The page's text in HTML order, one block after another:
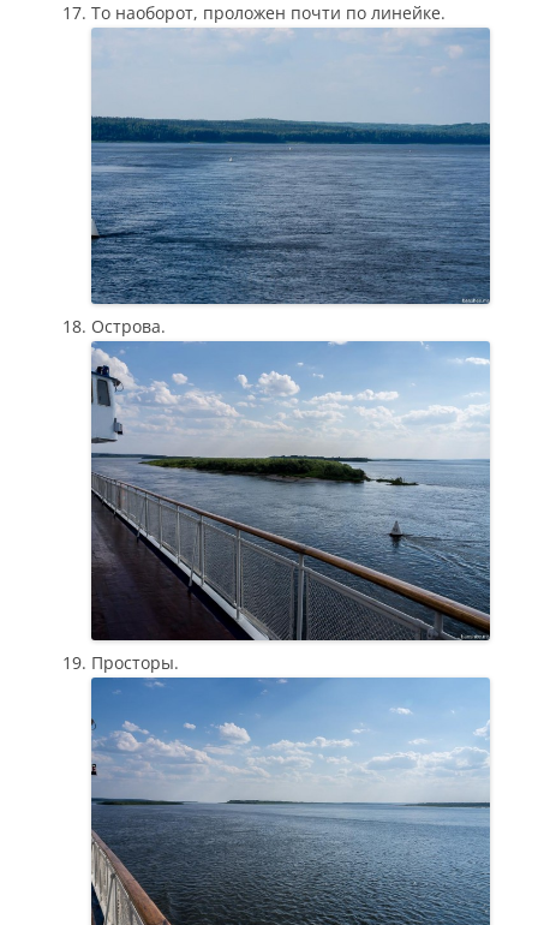
То наоборот, проложен почти по линейке.
Острова.
Просторы.